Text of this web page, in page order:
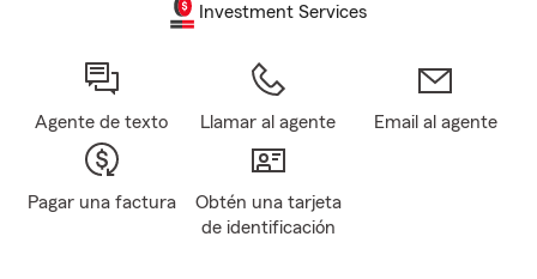
Investment Services
Agente de texto Llamar al agente Email al agente
Pagar una factura
Obtén una tarjeta
de identificación